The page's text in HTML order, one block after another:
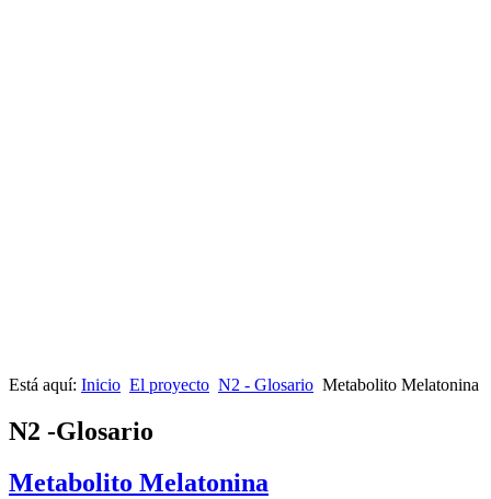
Está aquí: Inicio El proyecto N2 - Glosario Metabolito Melatonina
N2 -Glosario
Metabolito Melatonina